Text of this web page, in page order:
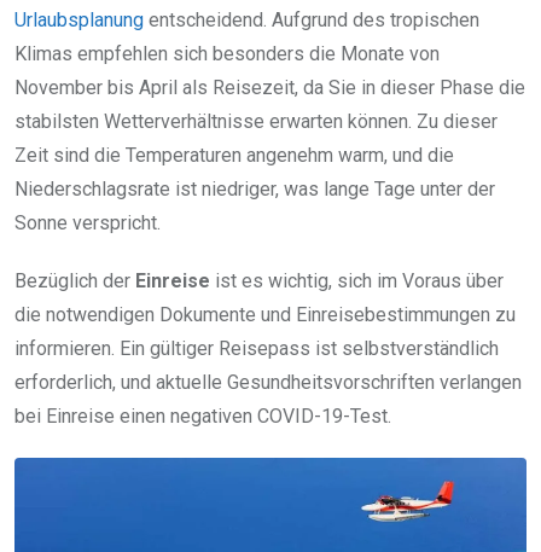
Urlaubsplanung entscheidend. Aufgrund des tropischen
Klimas empfehlen sich besonders die Monate von
November bis April als Reisezeit, da Sie in dieser Phase die
stabilsten Wetterverhältnisse erwarten können. Zu dieser
Zeit sind die Temperaturen angenehm warm, und die
Niederschlagsrate ist niedriger, was lange Tage unter der
Sonne verspricht.
Bezüglich der Einreise ist es wichtig, sich im Voraus über
die notwendigen Dokumente und Einreisebestimmungen zu
informieren. Ein gültiger Reisepass ist selbstverständlich
erforderlich, und aktuelle Gesundheitsvorschriften verlangen
bei Einreise einen negativen COVID-19-Test.